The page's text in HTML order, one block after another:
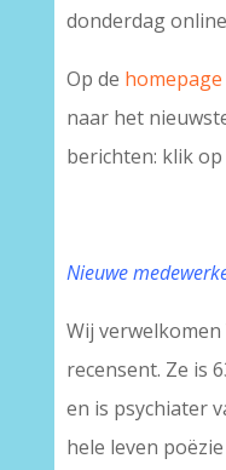
donderdag
Op de homepage
naar het
berichten: klik
Nieuwe
Wij verwelkomen
recensent. Ze is
en is psychiater
hele leven